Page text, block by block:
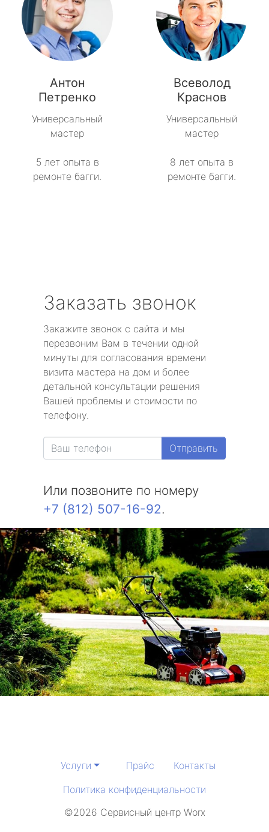
Антон
Петренко
Универсальный
мастер
5 лет опыта в
ремонте багги.
Всеволод
Краснов
Универсальный
мастер
8 лет опыта в
ремонте багги.
Заказать звонок
Закажите звонок с сайта и мы
перезвоним Вам в течении одной
минуты для согласования времени
визита мастера на дом и более
детальной консультации решения
Вашей проблемы и стоимости по
телефону.
Отправить
Или позвоните по номеру
+7 (812) 507-16-92.
Услуги Прайс
Контакты
Политика конфиденциальности
©2026 Сервисный центр Worx